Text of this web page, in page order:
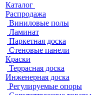
Каталог
Распродажа
Виниловые полы
Ламинат
Паркетная доска
Стеновые панели
Краски
Террасная доска
Инженерная доска
Регулируемые опоры